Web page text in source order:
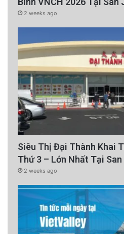
2 weeks ago
Siêu Thị Đại Thành Khai
Thứ 3 – Lớn Nhất Tại
2 weeks ago